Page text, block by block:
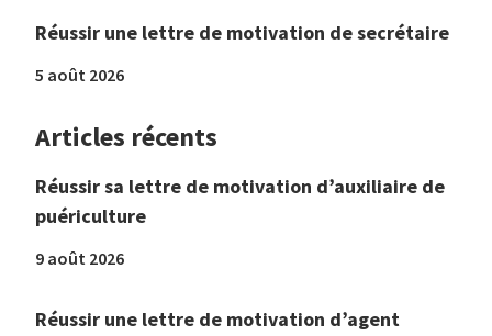
Réussir une lettre de motivation de secrétaire
5 août 2026
Articles récents
Réussir sa lettre de motivation d’auxiliaire de
puériculture
9 août 2026
Réussir une lettre de motivation d’agent